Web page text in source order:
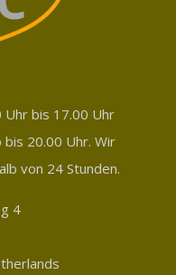
bis 17.00 Uhr
20.00 Uhr. Wir
von 24 Stunden.
4